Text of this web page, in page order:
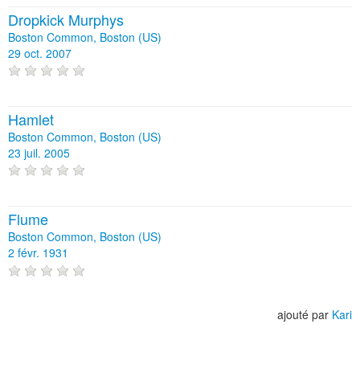
Dropkick Murphys
Boston Common, Boston (US)
29 oct. 2007
Hamlet
Boston Common, Boston (US)
23 juil. 2005
Flume
Boston Common, Boston (US)
2 févr. 1931
ajouté par Kari